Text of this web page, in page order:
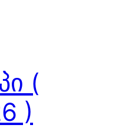
(
)